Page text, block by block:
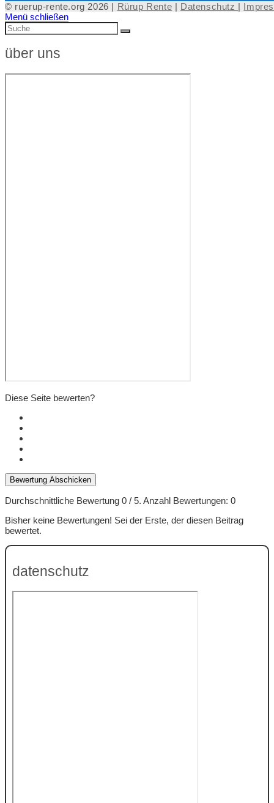
© ruerup-rente.org 2026 | Rürup Rente | Datenschutz |
Menü schließen
über uns
Diese Seite bewerten?
Bewertung Abschicken
Durchschnittliche Bewertung 0 / 5. Anzahl Bewertungen: 0
Bisher keine Bewertungen! Sei der Erste, der diesen Beitrag
bewertet.
datenschutz